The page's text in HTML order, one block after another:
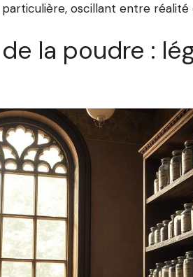
oscillant entre réalité
la poudre :